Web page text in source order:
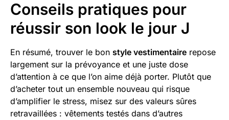
Conseils pratiques pour
réussir son look le jour J
En résumé, trouver le bon style vestimentaire repose
largement sur la prévoyance et une juste dose
d’attention à ce que l’on aime déjà porter. Plutôt que
d’acheter tout un ensemble nouveau qui risque
d’amplifier le stress, misez sur des valeurs sûres
retravaillées : vêtements testés dans d’autres